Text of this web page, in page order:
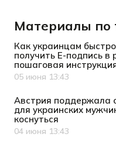
Материалы по
Как украинцам
получить Е-подпись в
пошаговая
Дата публикации
05 июня 13:43
Австрия поддержала
для украинских
коснуться
Дата публикации
04 июня 13:43